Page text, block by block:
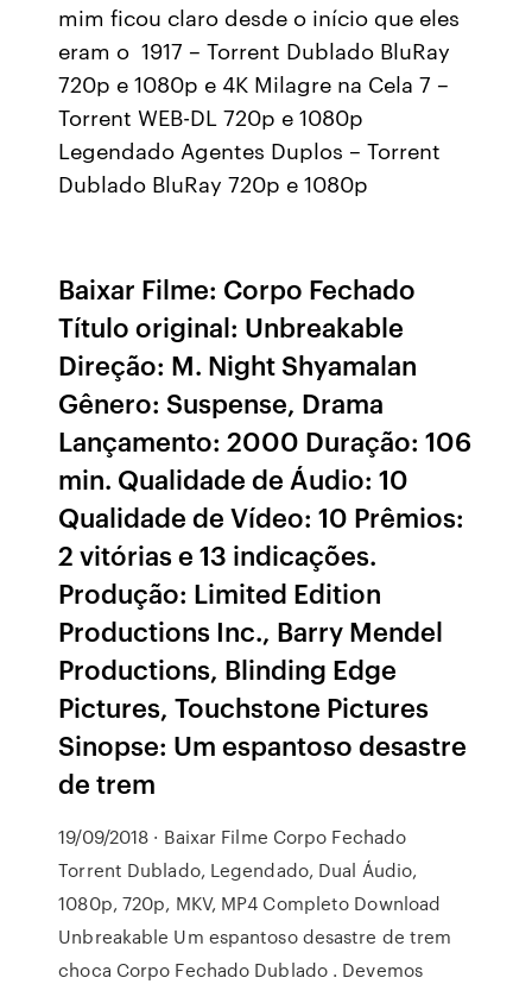
mim ficou claro desde o início que eles
eram o 1917 – Torrent Dublado BluRay
720p e 1080p e 4K Milagre na Cela 7 –
Torrent WEB-DL 720p e 1080p
Legendado Agentes Duplos – Torrent
Dublado BluRay 720p e 1080p
Baixar Filme: Corpo Fechado
Título original: Unbreakable
Direção: M. Night Shyamalan
Gênero: Suspense, Drama
Lançamento: 2000 Duração: 106
min. Qualidade de Áudio: 10
Qualidade de Vídeo: 10 Prêmios:
2 vitórias e 13 indicações.
Produção: Limited Edition
Productions Inc., Barry Mendel
Productions, Blinding Edge
Pictures, Touchstone Pictures
Sinopse: Um espantoso desastre
de trem
19/09/2018 · Baixar Filme Corpo Fechado
Torrent Dublado, Legendado, Dual Áudio,
1080p, 720p, MKV, MP4 Completo Download
Unbreakable Um espantoso desastre de trem
choca Corpo Fechado Dublado . Devemos